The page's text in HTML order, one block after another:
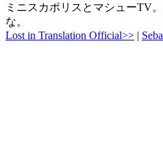
ミニスカポリスとマシューTV
な。
Lost in Translation Official>>